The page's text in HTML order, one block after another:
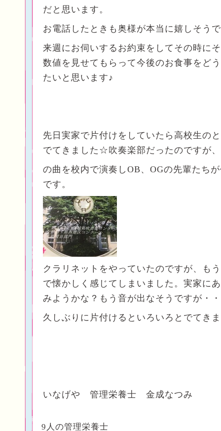
だと思います。
お電話したときも奥様が本当に嬉しそう
来週にお伺いするお約束をしてその時に
数値を見せてもらって今後のお食事をど
たいと思います♪
先日実家で片付けをしていたら高校生の
でてきました☆吹奏楽部だったのですが
の曲を校内で演奏しOB、OGの先輩たち
です。
クラリネットをやっていたのですが、も
で懐かしく感じてしまいました。実家に
みようかな？もう音が出なそうですが・
久しぶりに片付けるといろいろとでてき
いなげや 管理栄養士 金成なつみ
9人の管理栄養士